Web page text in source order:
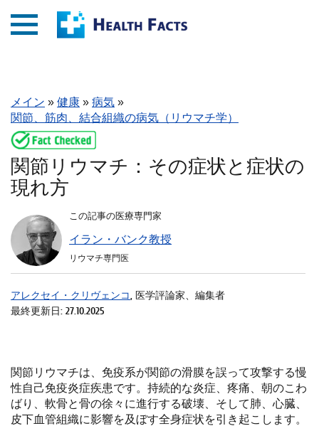
メイン » 健康 » 病気 »
関節、筋肉、結合組織の病気（リウマチ学）
関節リウマチ：その症状と症状の
現れ方
この記事の医療専門家
イラン・バンク教授
リウマチ専門医
アレクセイ・クリヴェンコ, 医学評論家、編集者
最終更新日: 27.10.2025
関節リウマチは、免疫系が関節の滑膜を誤って攻撃する慢
性自己免疫炎症疾患です。持続的な炎症、疼痛、朝のこわ
ばり、軟骨と骨の徐々に進行する破壊、そして肺、心臓、
皮下血管組織に影響を及ぼす全身症状を引き起こします。